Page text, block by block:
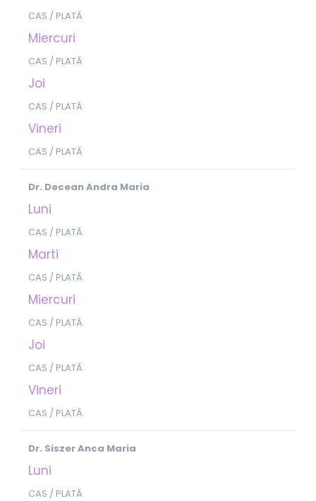
CAS / PLATĂ
Miercuri
CAS / PLATĂ
Joi
CAS / PLATĂ
Vineri
CAS / PLATĂ
Dr. Decean Andra Maria
Luni
CAS / PLATĂ
Marti
CAS / PLATĂ
Miercuri
CAS / PLATĂ
Joi
CAS / PLATĂ
Vineri
CAS / PLATĂ
Dr. Siszer Anca Maria
Luni
CAS / PLATĂ